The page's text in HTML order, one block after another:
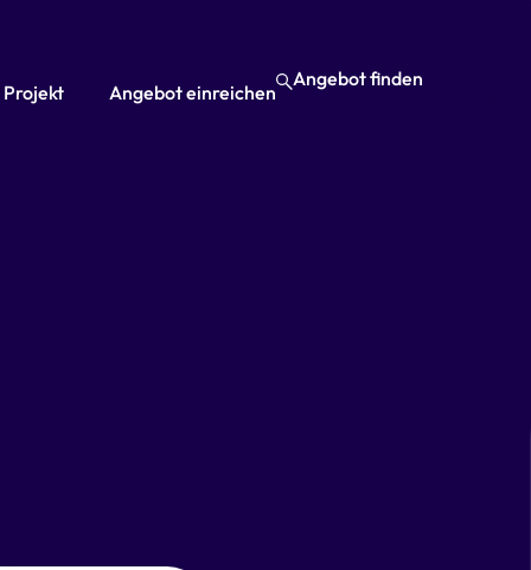
Projekt Angebot einreichen
Angebot finden